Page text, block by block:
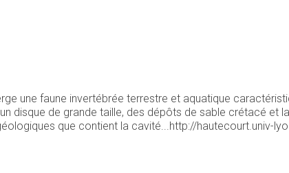
une faune invertébrée terrestre et aquatique
disque de grande taille, des dépôts de sable crétacé et
que contient la cavité...http://hautecourt.univ-